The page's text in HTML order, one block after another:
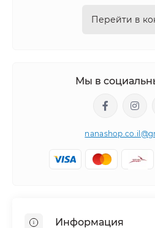
Перейти в
Мы в
Информация